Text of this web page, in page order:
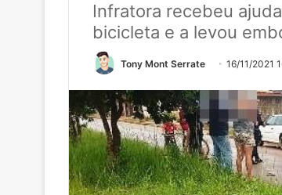
Infratora recebeu
bicicleta e a levou
Tony Mont Serrate 16/11/2021